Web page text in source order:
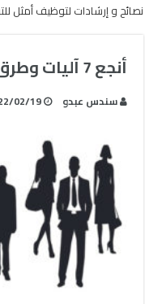
نصائح و إرشادات لتوظيف أمثل
أنجع 7 آليات وطرق لتقييم أداء العاملين
سندس عبدو 02/19